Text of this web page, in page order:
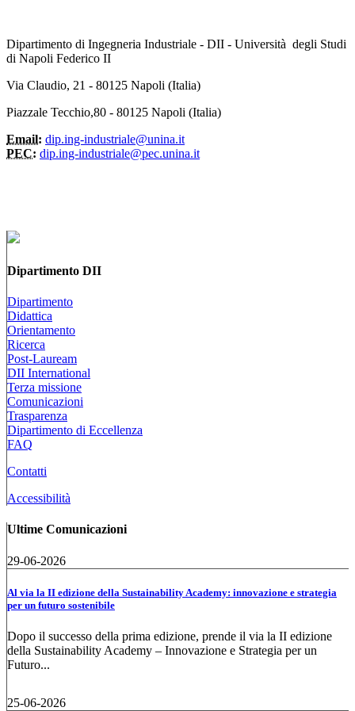
Dipartimento di Ingegneria Industriale - DII - Università degli Studi
di Napoli Federico II
Via Claudio, 21 - 80125 Napoli (Italia)
Piazzale Tecchio,80 - 80125 Napoli (Italia)
Email: dip.ing-industriale@unina.it
PEC: dip.ing-industriale@pec.unina.it
Dipartimento DII
Dipartimento
Didattica
Orientamento
Ricerca
Post-Lauream
DII International
Terza missione
Comunicazioni
Trasparenza
Dipartimento di Eccellenza
FAQ
Contatti
Accessibilità
Ultime Comunicazioni
29-06-2026
Al via la II edizione della Sustainability Academy: innovazione e strategia
per un futuro sostenibile
Dopo il successo della prima edizione, prende il via la II edizione
della Sustainability Academy – Innovazione e Strategia per un
Futuro...
25-06-2026